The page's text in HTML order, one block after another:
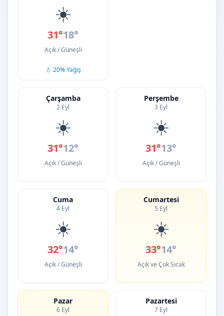
☀️
31°18°
Açık / Güneşli
💧 20% Yağış
Çarşamba
2 Eyl
☀️
31°12°
Açık / Güneşli
Perşembe
3 Eyl
☀️
31°13°
Açık / Güneşli
Cuma
4 Eyl
☀️
32°14°
Açık / Güneşli
Cumartesi
5 Eyl
☀️
33°14°
Açık ve Çok Sıcak
Pazar
6 Eyl
Pazartesi
7 Eyl